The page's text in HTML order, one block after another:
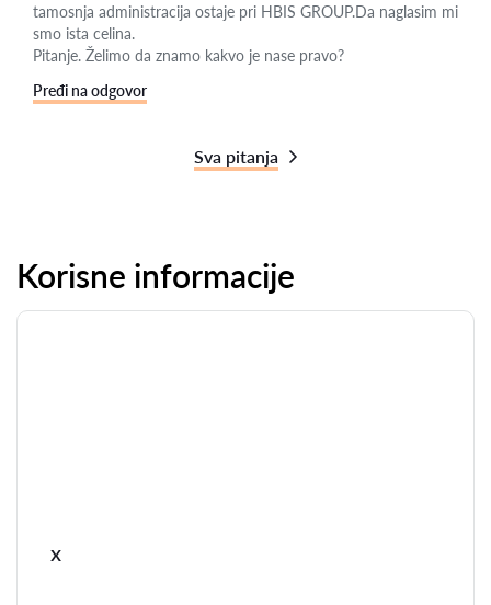
tamosnja administracija ostaje pri HBIS GROUP.Da naglasim mi
smo ista celina.
Pitanje. Želimo da znamo kakvo je nase pravo?
Pređi na odgovor
Sva pitanja
Korisne informacije
x